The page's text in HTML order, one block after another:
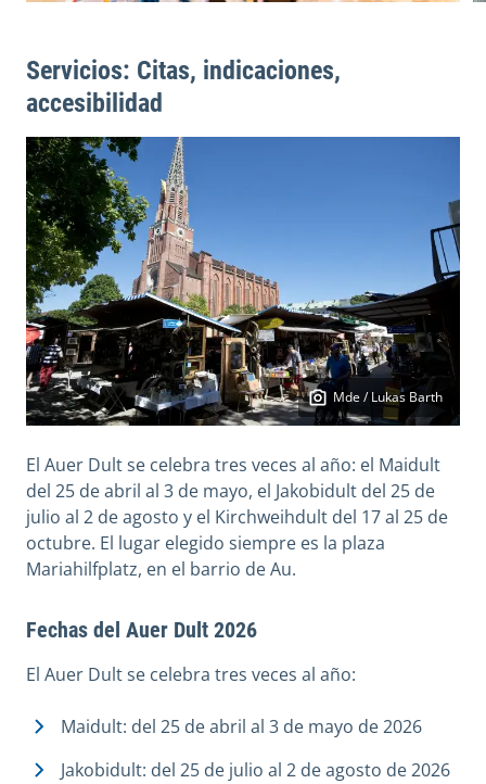
Servicios: Citas, indicaciones,
accesibilidad
Mde / Lukas Barth
El Auer Dult se celebra tres veces al año: el Maidult
del 25 de abril al 3 de mayo, el Jakobidult del 25 de
julio al 2 de agosto y el Kirchweihdult del 17 al 25 de
octubre. El lugar elegido siempre es la plaza
Mariahilfplatz, en el barrio de Au.
Fechas del Auer Dult 2026
El Auer Dult se celebra tres veces al año:
Maidult: del 25 de abril al 3 de mayo de 2026
Jakobidult: del 25 de julio al 2 de agosto de 2026